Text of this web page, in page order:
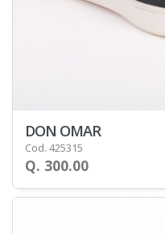
DON OMAR
Cod. 425315
Q. 300.00